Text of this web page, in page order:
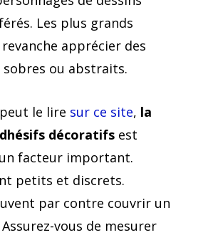
Les plus grands
apprécier des
ou abstraits.
le lire sur ce site, la
décoratifs est
facteur important.
petits et discrets.
par contre couvrir un
vous de mesurer